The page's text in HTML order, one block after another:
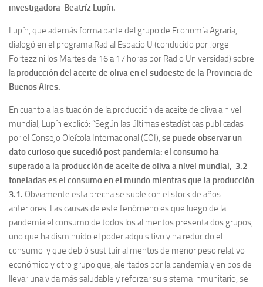
investigadora Beatríz Lupín.
Lupín, que además forma parte del grupo de Economía Agraria,
dialogó en el programa Radial Espacio U (conducido por Jorge
Fortezzini los Martes de 16 a 17 horas por Radio Universidad) sobre
laproducción del aceite de oliva en el sudoeste de la Provincia de
Buenos Aires.
En cuanto a la situación de la producción de aceite de oliva a nivel
mundial, Lupín explicó: “Según las últimas estadísticas publicadas
por el Consejo Oleícola Internacional (COI), se puede observar un
dato curioso que sucedió post pandemia: el consumo ha
superado a la producción de aceite de oliva a nivel mundial, 3.2
toneladas es el consumo en el mundo mientras que la producción
3.1. Obviamente esta brecha se suple con el stock de años
anteriores. Las causas de este fenómeno es que luego de la
pandemia el consumo de todos los alimentos presenta dos grupos,
uno que ha disminuido el poder adquisitivo y ha reducido el
consumo y que debió sustituir alimentos de menor peso relativo
económico y otro grupo que, alertados por la pandemia y en pos de
llevar una vida más saludable y reforzar su sistema inmunitario, se